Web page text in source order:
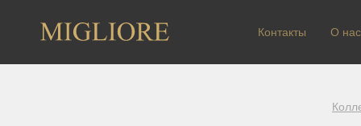
Контакты О нас